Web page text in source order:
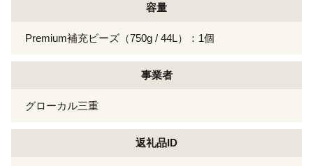
容量
Premium補充ビーズ（750g / 44L）：1個
事業者
グローカル三重
返礼品ID